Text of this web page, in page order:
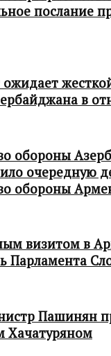
послание
ожидает
в
обороны
очередную
обороны
визитом в
Парламента
Пашинян
Хачатуряном